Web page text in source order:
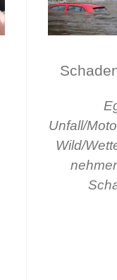
Unfall/
Wild/